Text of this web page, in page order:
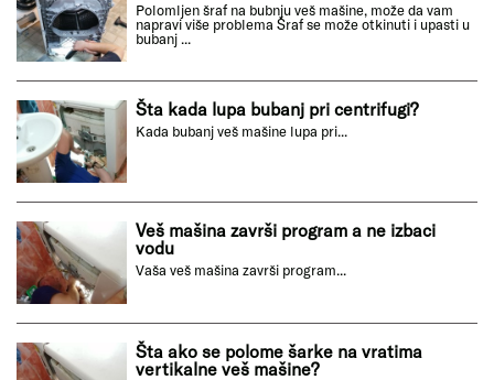
Polomljen šraf na bubnju veš mašine, može da vam
napravi više problema Šraf se može otkinuti i upasti u
bubanj ...
Šta kada lupa bubanj pri centrifugi?
Kada bubanj veš mašine lupa pri...
Veš mašina završi program a ne izbaci
vodu
Vaša veš mašina završi program...
Šta ako se polome šarke na vratima
vertikalne veš mašine?